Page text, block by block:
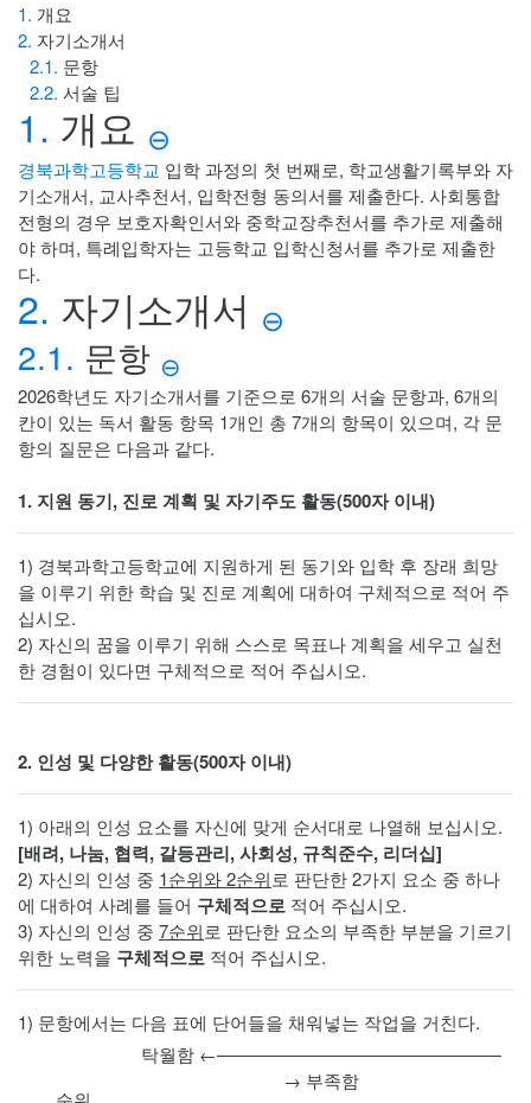
1. 개요
2. 자기소개서
2.1. 문항
2.2. 서술 팁
1. 개요 ⊖
경북과학고등학교 입학 과정의 첫 번째로, 학교생활기록부와 자
기소개서, 교사추천서, 입학전형 동의서를 제출한다. 사회통합
전형의 경우 보호자확인서와 중학교장추천서를 추가로 제출해
야 하며, 특례입학자는 고등학교 입학신청서를 추가로 제출한
다.
2. 자기소개서 ⊖
2.1. 문항 ⊖
2026학년도 자기소개서를 기준으로 6개의 서술 문항과, 6개의
칸이 있는 독서 활동 항목 1개인 총 7개의 항목이 있으며, 각 문
항의 질문은 다음과 같다.
1. 지원 동기, 진로 계획 및 자기주도 활동(500자 이내)
1) 경북과학고등학교에 지원하게 된 동기와 입학 후 장래 희망
을 이루기 위한 학습 및 진로 계획에 대하여 구체적으로 적어 주
십시오.
2) 자신의 꿈을 이루기 위해 스스로 목표나 계획을 세우고 실천
한 경험이 있다면 구체적으로 적어 주십시오.
2. 인성 및 다양한 활동(500자 이내)
1) 아래의 인성 요소를 자신에 맞게 순서대로 나열해 보십시오.
[배려, 나눔, 협력, 갈등관리, 사회성, 규칙준수, 리더십]
2) 자신의 인성 중 1순위와 2순위로 판단한 2가지 요소 중 하나
에 대하여 사례를 들어 구체적으로 적어 주십시오.
3) 자신의 인성 중 7순위로 판단한 요소의 부족한 부분을 기르기
위한 노력을 구체적으로 적어 주십시오.
1) 문항에서는 다음 표에 단어들을 채워넣는 작업을 거친다.
탁월함 ←――――――――――――――――
→ 부족함